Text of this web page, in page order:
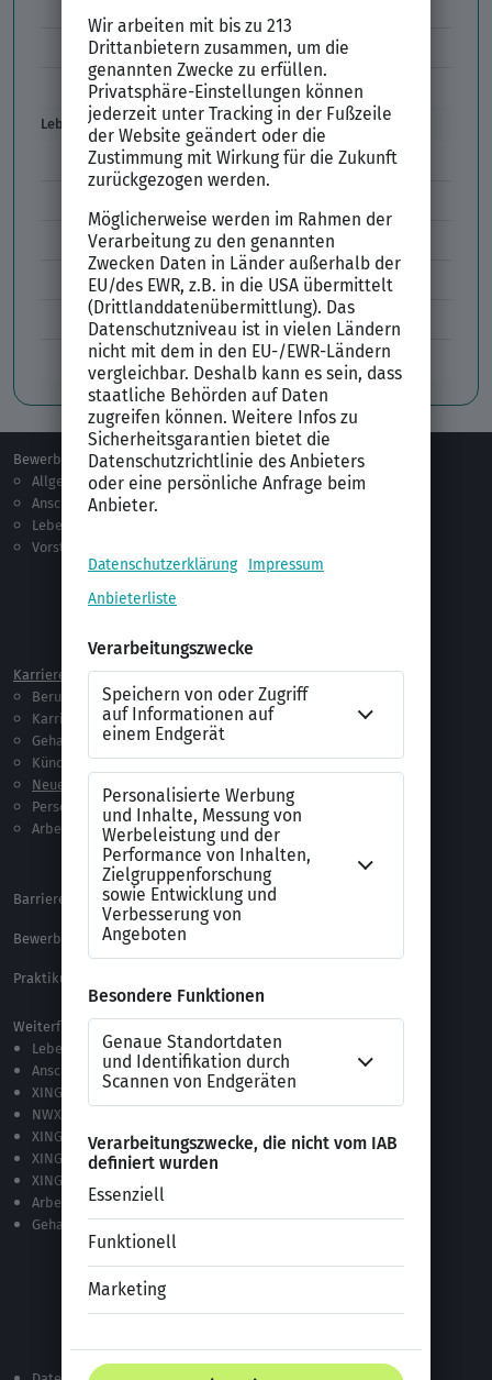
Vorbereitung Vorstellungsgespräch
Vorstellungsgespräch per Skype
Lebenslauf
Lebenslauf Aufbau und Inhalt
Lebenslauf Englisch Résumé
Lücken im Lebenslauf
Tabellarischer Lebenslauf
Professionelles Bewerbungsfoto
Bewerben
Allgemeines
Anschreiben
Lebenslauf
Vorstellungsgespräch
Berufsorientierung
Ausbildung
Jobprofile
Karriere
Berufseinstieg
Karriere machen
Gehalt
Kündigung
Neue Arbeitswelt
Personalführung
Arbeitsrecht
Vorlagen & Tests
Anschreiben-Vorlagen
Lebenslauf-Vorlagen
Checklisten
Testverfahren
Alle Word-Dateien
Alle Downloads
Barrierefreiheitserklärung
XING Impressum
Bewerbungs-FAQ
Praktikum Online Marketing
Weiterführende Links
Lebenslauf-Editor
Anschreiben-Editor
XING Stellenmarkt
NWX – „Alles zur Zukunft der Arbeit“
XING Campus
XING News
XING ProJobs
Arbeitgeber-Bewertungen
Gehaltsvergleich